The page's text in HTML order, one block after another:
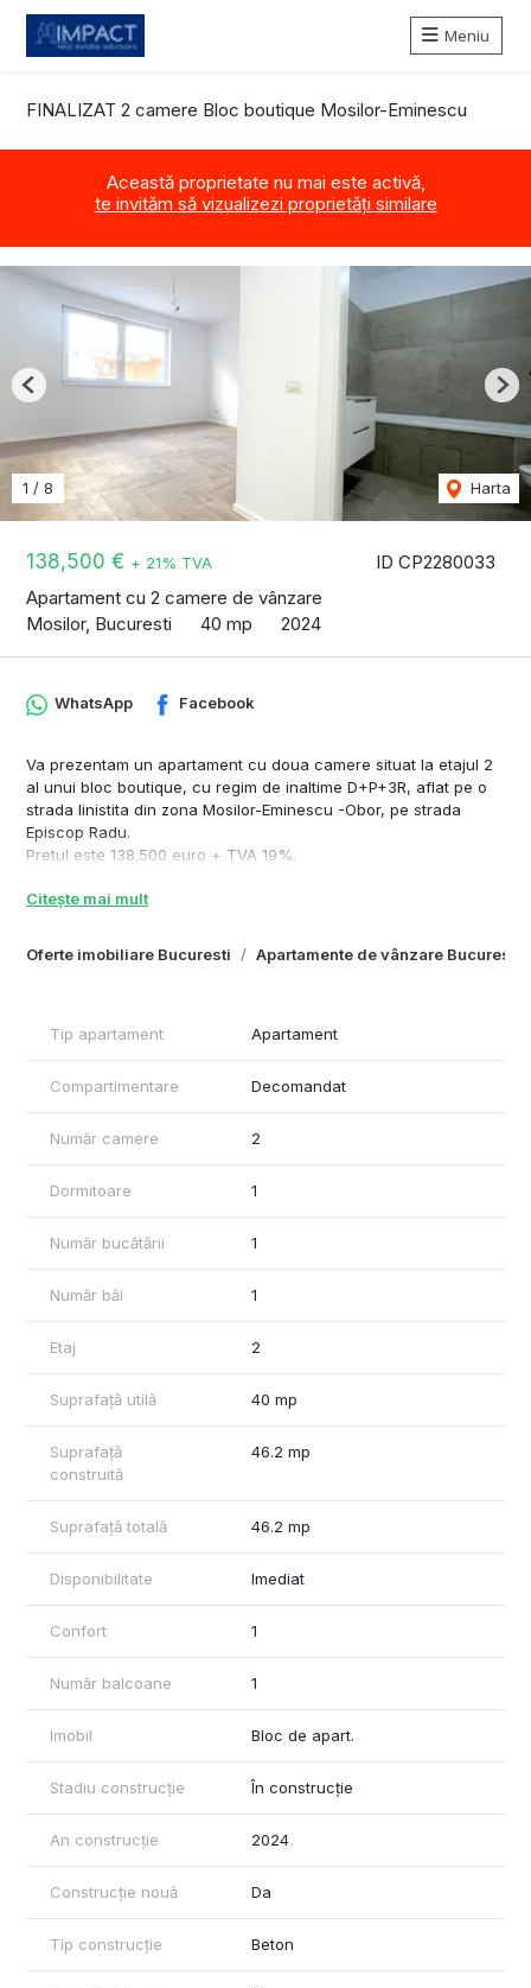
Meniu
FINALIZAT 2 camere Bloc boutique Mosilor-Eminescu
Această proprietate nu mai este activă,
te invităm să vizualizezi proprietăți similare
ID CP2280033
138,500 € + 21% TVA
Apartament cu 2 camere de vânzare
Mosilor, Bucuresti
40 mp 2024
1 / 8 Harta
Previous
Oferte imobiliare Bucuresti Apartamente de vânzare Bucuresti
WhatsApp Facebook
Va prezentam un apartament cu doua camere situat la etajul 2
al unui bloc boutique, cu regim de inaltime D+P+3R, aflat pe o
strada linistita din zona Mosilor-Eminescu -Obor, pe strada
Episcop Radu.
Pretul este 138.500 euro + TVA 19%.
Nivelul de confort este sporit datorita materialelor utilizate si a
- Gresie si faianta Marazzi, Mirage;
- Centrala termica in condensatie, incalzire prin pardoseala;
-Ascensor noua generatie, foarte silentions, cu tehnologie Save
- Usa metalica;
- Videointerfon Urmet Italia;
- Preechipare aparat aer conditionat;
demisolul turnate cu beton impermeabil si placa peste ultimul
Locuri parcare acoperite in sistem Klaus 16.500 euro + tva sau
standard in exterior 17.500 euro + tva.
Locatia este ideala fiind in proximitatea facilitatilor necesare
Mijloace de transport in comun: metrou Obor la 10 min pietonal,
supermarketuri, restaurante, piata, diverse magazine, institutii
bancare 5 - 10 min pietonal, scoala, gradinita).
Citește mai mult
Tip apartament Apartament
Compartimentare Decomandat
Număr camere 2
Dormitoare 1
Număr bucătării 1
Număr băi 1
Etaj 2
Suprafață utilă 40 mp
Suprafață
construită
46.2 mp
Suprafață totală 46.2 mp
Disponibilitate Imediat
Confort 1
Număr balcoane 1
Imobil Bloc de apart.
Stadiu construcție În construcție
An construcție 2024
Construcție nouă Da
Tip construcție Beton